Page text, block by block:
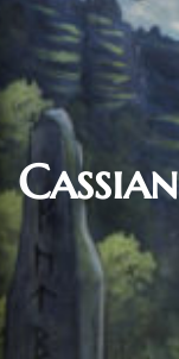
Cassian
01/07/2021